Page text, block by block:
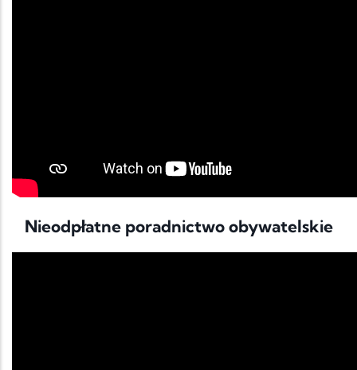
Nieodpłatne poradnictwo obywatelskie